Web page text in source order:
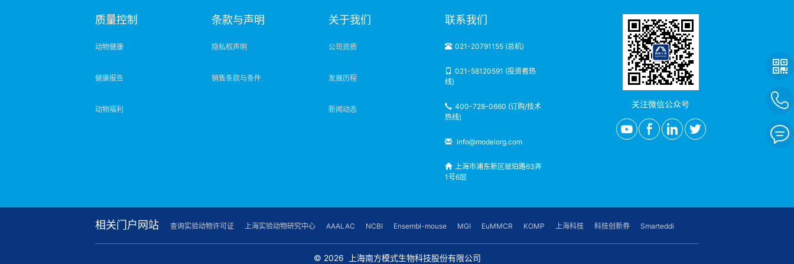
质量控制
动物健康
健康报告
动物福利
条款与声明
隐私权声明
销售条款与条件
关于我们
公司资质
发展历程
新闻动态
联系我们
021-20791155 (总机)
021-58120591 (投资者热
线)
400-728-0660 (订购/技术
热线)
info@modelorg.com
上海市浦东新区琥珀路63弄
1号6层
关注微信公众号
相关门户网站 查询实验动物许可证 上海实验动物研究中心 AAALAC NCBI Ensembl-mouse MGI EuMMCR KOMP 上海科技 科技创新券 Smarteddi
© 2026 上海南方模式生物科技股份有限公司